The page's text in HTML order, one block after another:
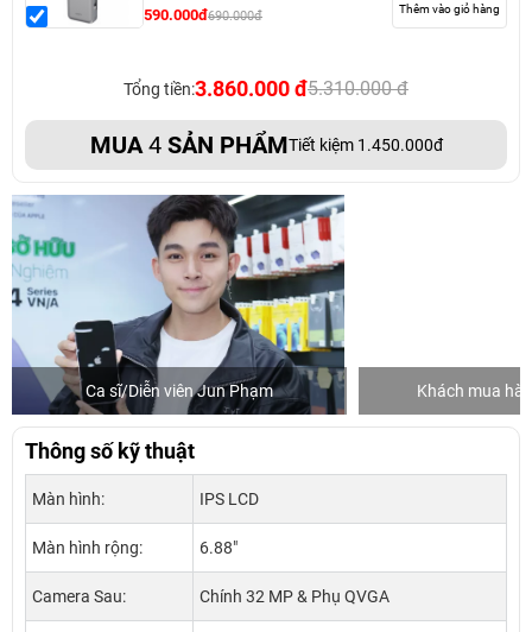
590.000đ690.000đ Thêm vào giỏ hàng
Tổng tiền:3.860.000 đ5.310.000 đ
MUA 4SẢN PHẨMTiết kiệm 1.450.000đ
Ca sĩ/Diễn viên Jun Phạm Khách mua
Thông số kỹ thuật
Màn hình: IPS LCD
Màn hình rộng: 6.88"
Camera Sau: Chính 32 MP & Phụ QVGA